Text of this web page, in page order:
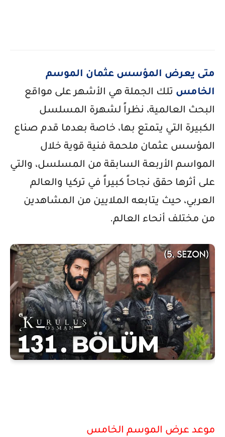
متى يعرض المؤسس عثمان الموسم
الخامس تلك الجملة هي الأشهر على مواقع
البحث العالمية، نظراً لشهرة المسلسل
الكبيرة التي يتمتع بها، خاصة بعدما قدم صناع
المؤسس عثمان ملحمة فنية قوية خلال
المواسم الأربعة السابقة من المسلسل، والتي
على أثرها حقق نجاحاً كبيراً في تركيا والعالم
العربي، حيث يتابعه الملايين من المشاهدين
من مختلف أنحاء العالم.
موعد عرض الموسم الخامس